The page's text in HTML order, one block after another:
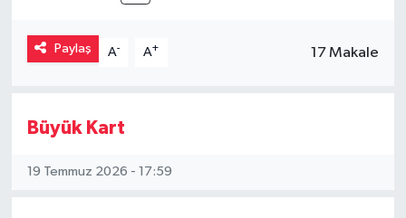
Paylaş A- A+ 17 Makale
Büyük Kart
19 Temmuz 2026 - 17:59
Kültür Sanat
Magazin